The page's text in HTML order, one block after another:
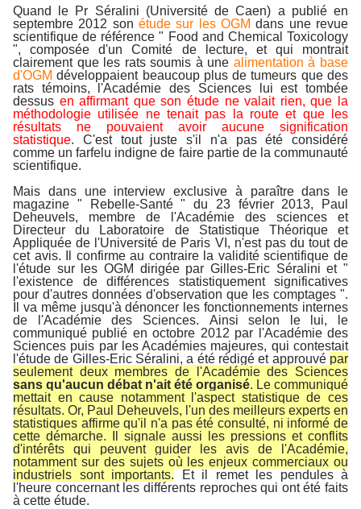
Quand le Pr Séralini (Université de Caen) a publié en
septembre 2012 son étude sur les OGM dans une revue
scientifique de référence " Food and Chemical Toxicology
", composée d'un Comité de lecture, et qui montrait
clairement que les rats soumis à une alimentation à base
d'OGM développaient beaucoup plus de tumeurs que des
rats témoins, l'Académie des Sciences lui est tombée
dessus en affirmant que son étude ne valait rien, que la
méthodologie utilisée ne tenait pas la route et que les
résultats ne pouvaient avoir aucune signification
statistique. C'est tout juste s'il n'a pas été considéré
comme un farfelu indigne de faire partie de la communauté
scientifique.
Mais dans une interview exclusive à paraître dans le
magazine " Rebelle-Santé " du 23 février 2013, Paul
Deheuvels, membre de l'Académie des sciences et
Directeur du Laboratoire de Statistique Théorique et
Appliquée de l'Université de Paris VI, n'est pas du tout de
cet avis.
Il confirme au contraire la validité scientifique de
l'étude sur les OGM dirigée par Gilles-Eric Séralini et "
l'existence de différences statistiquement significatives
pour d'autres données d'observation que les comptages ".
Il va même jusqu'à dénoncer les fonctionnements internes
de l'Académie des Sciences.
Ainsi selon le lui, le
communiqué publié en octobre 2012 par l'Académie des
Sciences puis par les Académies majeures, qui contestait
l'étude de Gilles-Eric Séralini, a été rédigé et approuvé par
seulement deux membres de l'Académie des Sciences
sans qu'aucun débat n'ait été organisé. Le communiqué
mettait en cause notamment l'aspect statistique de ces
résultats. Or, Paul Deheuvels, l'un des meilleurs experts en
statistiques affirme qu'il n'a pas été consulté, ni informé de
cette démarche. Il signale aussi les pressions et conflits
d'intérêts qui peuvent guider les avis de l'Académie,
notamment sur des sujets où les enjeux commerciaux ou
industriels sont importants. Et il remet les pendules à
l'heure concernant les différents reproches qui ont été faits
à cette étude.